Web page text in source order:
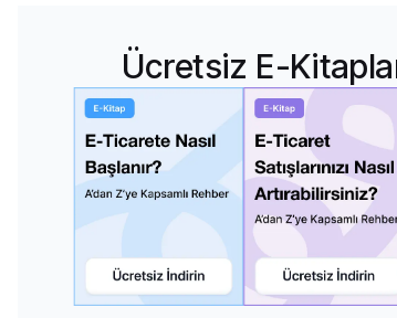
Ücretsiz E-